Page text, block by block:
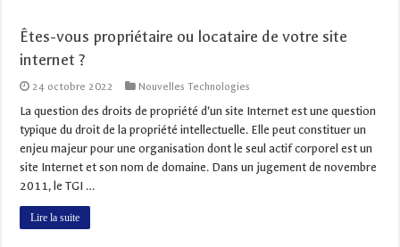
Êtes-vous propriétaire ou locataire de votre site
internet ?
24 octobre 2022 Nouvelles Technologies
La question des droits de propriété d’un site Internet est une question
typique du droit de la propriété intellectuelle. Elle peut constituer un
enjeu majeur pour une organisation dont le seul actif corporel est un
site Internet et son nom de domaine. Dans un jugement de novembre
2011, le TGI …
Lire la suite